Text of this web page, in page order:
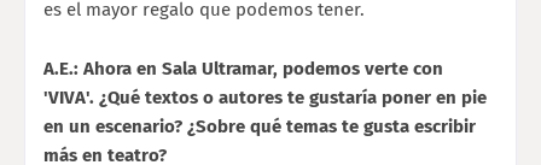
es el mayor regalo que podemos tener.
A.E.: Ahora en Sala Ultramar, podemos verte con
'VIVA'. ¿Qué textos o autores te gustaría poner en pie
en un escenario? ¿Sobre qué temas te gusta escribir
más en teatro?